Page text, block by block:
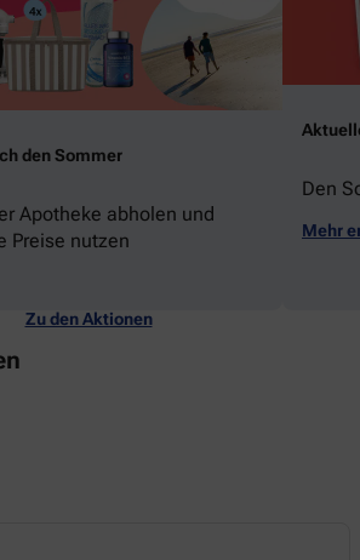
den Sommer
Apotheke abholen und
Preise nutzen
Den
Mehr
Zu den Aktionen